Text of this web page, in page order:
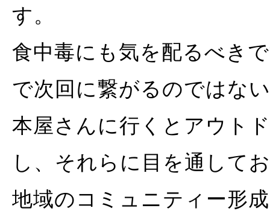
す。
食中毒にも気を配るべき
で次回に繋がるのではな
本屋さんに行くとアウト
し、それらに目を通して
地域のコミュニティー形